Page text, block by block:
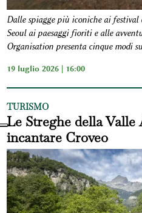
Dalle spiagge più iconiche ai
Seoul ai paesaggi fioriti e alle
Organisation presenta cinque modi
19 luglio 2026 | 16:00
TURISMO
Le Streghe della
incantare Croveo